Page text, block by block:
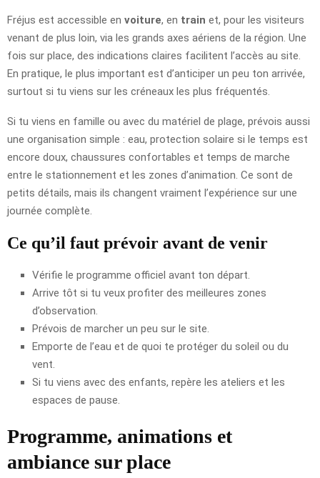
Fréjus est accessible en voiture, en train et, pour les visiteurs
venant de plus loin, via les grands axes aériens de la région. Une
fois sur place, des indications claires facilitent l’accès au site.
En pratique, le plus important est d’anticiper un peu ton arrivée,
surtout si tu viens sur les créneaux les plus fréquentés.
Si tu viens en famille ou avec du matériel de plage, prévois aussi
une organisation simple : eau, protection solaire si le temps est
encore doux, chaussures confortables et temps de marche
entre le stationnement et les zones d’animation. Ce sont de
petits détails, mais ils changent vraiment l’expérience sur une
journée complète.
Ce qu’il faut prévoir avant de venir
Vérifie le programme officiel avant ton départ.
Arrive tôt si tu veux profiter des meilleures zones
d’observation.
Prévois de marcher un peu sur le site.
Emporte de l’eau et de quoi te protéger du soleil ou du
vent.
Si tu viens avec des enfants, repère les ateliers et les
espaces de pause.
Programme, animations et
ambiance sur place